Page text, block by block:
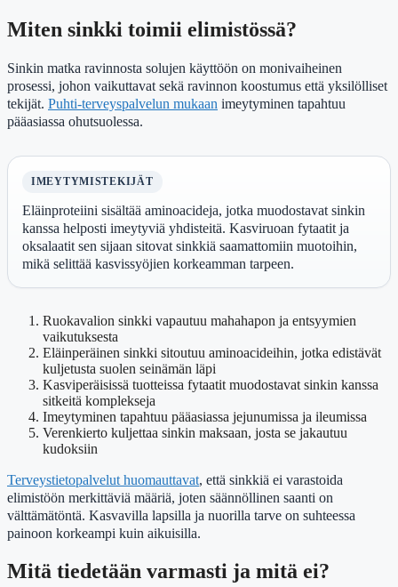
Miten sinkki toimii elimistössä?
Sinkin matka ravinnosta solujen käyttöön on monivaiheinen
prosessi, johon vaikuttavat sekä ravinnon koostumus että yksilölliset
tekijät. Puhti-terveyspalvelun mukaan imeytyminen tapahtuu
pääasiassa ohutsuolessa.
IMEYTYMISTEKIJÄT
Eläinproteiini sisältää aminoacideja, jotka muodostavat sinkin
kanssa helposti imeytyviä yhdisteitä. Kasviruoan fytaatit ja
oksalaatit sen sijaan sitovat sinkkiä saamattomiin muotoihin,
mikä selittää kasvissyöjien korkeamman tarpeen.
Ruokavalion sinkki vapautuu mahahapon ja entsyymien
vaikutuksesta
Eläinperäinen sinkki sitoutuu aminoacideihin, jotka edistävät
kuljetusta suolen seinämän läpi
Kasviperäisissä tuotteissa fytaatit muodostavat sinkin kanssa
sitkeitä komplekseja
Imeytyminen tapahtuu pääasiassa jejunumissa ja ileumissa
Verenkierto kuljettaa sinkin maksaan, josta se jakautuu
kudoksiin
Terveystietopalvelut huomauttavat, että sinkkiä ei varastoida
elimistöön merkittäviä määriä, joten säännöllinen saanti on
välttämätöntä. Kasvavilla lapsilla ja nuorilla tarve on suhteessa
painoon korkeampi kuin aikuisilla.
Mitä tiedetään varmasti ja mitä ei?